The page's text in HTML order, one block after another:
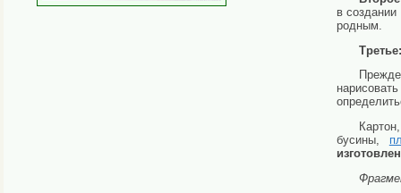
в
родным.
Третье:
бусины,